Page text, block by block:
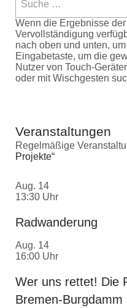
Wenn die Ergebnisse
Vervollständigung
nach oben und unten,
Eingabetaste, um die
Nutzer von Touch-
oder mit Wischgesten
Veranstaltungen
Regelmäßige
Projekte“
Aug. 14
13:30 Uhr
Radwanderung
Aug. 14
16:00 Uhr
Wer uns rettet! Die
Bremen-Burgdamm